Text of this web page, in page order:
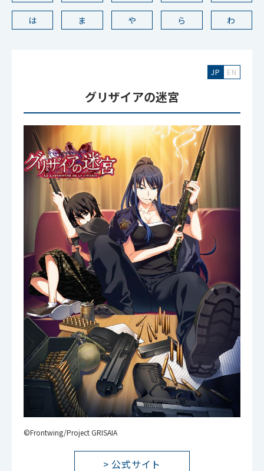
は ま や ら わ
JP EN
グリザイアの迷宮
©Frontwing/Project GRISAIA
> 公式サイト